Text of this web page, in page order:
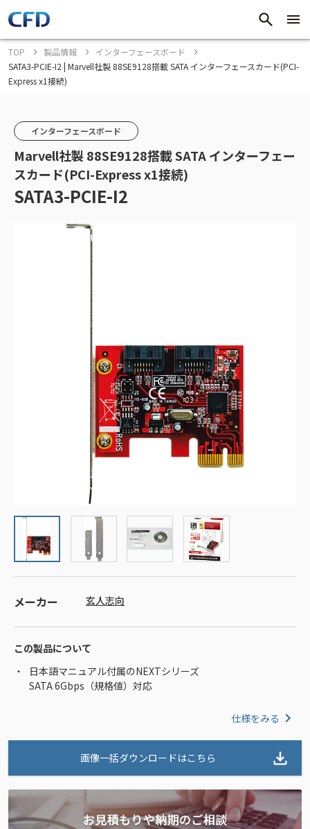
TOP 製品情報
インターフェースボード
SATA3-PCIE-I2 | Marvell社製 88SE9128搭載 SATA インターフェースカード(PCI-
Express x1接続)
インターフェースボード
Marvell社製 88SE9128搭載 SATA インターフェー
スカード(PCI-Express x1接続)
SATA3-PCIE-I2
メーカー 玄人志向
この製品について
日本語マニュアル付属のNEXTシリーズ
SATA 6Gbps（規格値）対応
仕様をみる
画像一括ダウンロードはこちら